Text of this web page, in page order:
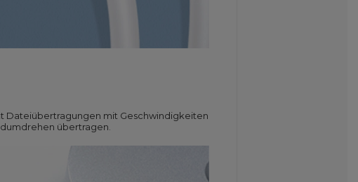
Dateiübertragungen mit Geschwindigkeiten
übertragen.